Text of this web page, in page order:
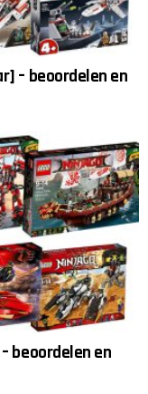
– beoordelen en
beoordelen en